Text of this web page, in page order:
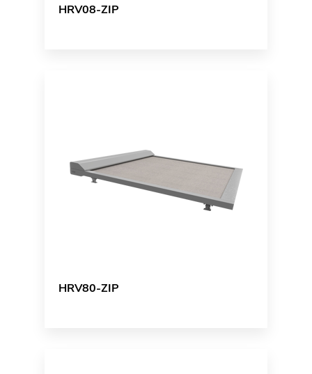
HRV08-ZIP
HRV80-ZIP